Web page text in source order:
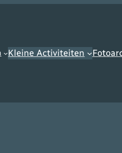
Kleine Activiteiten